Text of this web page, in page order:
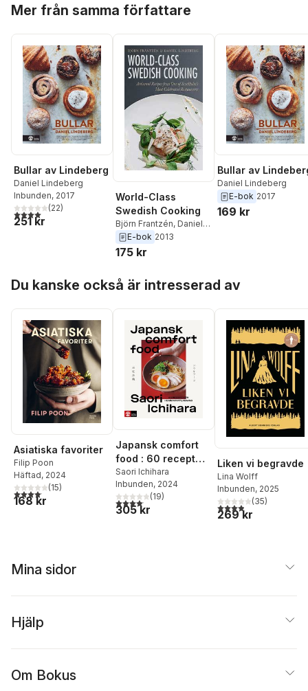
Mer från samma författare
Bullar av Lindeberg
Daniel Lindeberg
Inbunden, 2017
4,0utav 5 stjärnor. Totalt antal röster:
(22)
251 kr
World-Class
Swedish Cooking
Björn Frantzén, Daniel
Lindeberg
E-bok 2013
175 kr
Bullar av
Daniel Lindeberg
E-bok 2017
169 kr
Du kanske också är intresserad av
Asiatiska favoriter
Filip Poon
Häftad, 2024
4,1utav 5 stjärnor. Totalt antal röster:
(15)
168 kr
Japansk comfort
food : 60 recept
för
hemmamatlagning
Saori Ichihara
Inbunden, 2024
4,1utav 5 stjärnor. Totalt antal röster:
(19)
305 kr
Liken vi begravde
Lina Wolff
Inbunden, 2025
3,9utav 5 stjärnor.
(35)
269 kr
Mina sidor
Hjälp
Om Bokus